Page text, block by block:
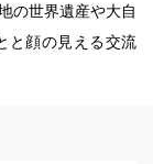
の世界遺産や大自
と顔の見える交流